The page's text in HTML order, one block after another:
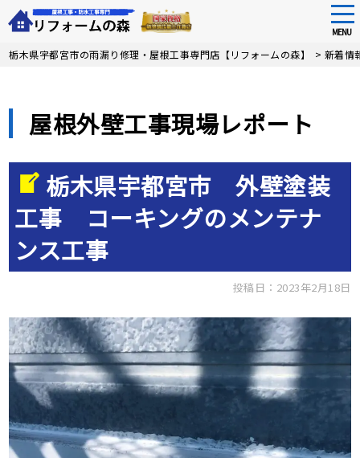
Skip
MENU
栃木県宇都宮市の雨漏り修理・屋根工事専門店【リフォームの森】 > 新着情
屋根外壁工事現場レポート
栃木県宇都宮市 外壁塗装
工事 コーキングのメンテナ
ンス工事
投稿日：2023年2月18日